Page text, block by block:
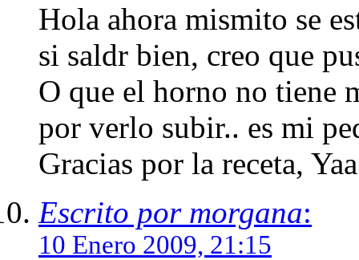
Hola ahora mismito se
si saldr bien, creo que
O que el horno no tiene
por verlo subir.. es mi
Gracias por la receta,
Escrito por morgana:
10 Enero 2009, 21:15